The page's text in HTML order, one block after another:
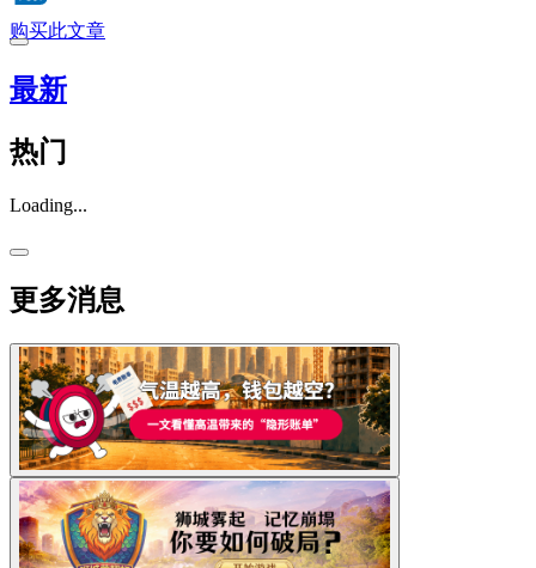
购买此文章
最新
热门
Loading...
更多消息